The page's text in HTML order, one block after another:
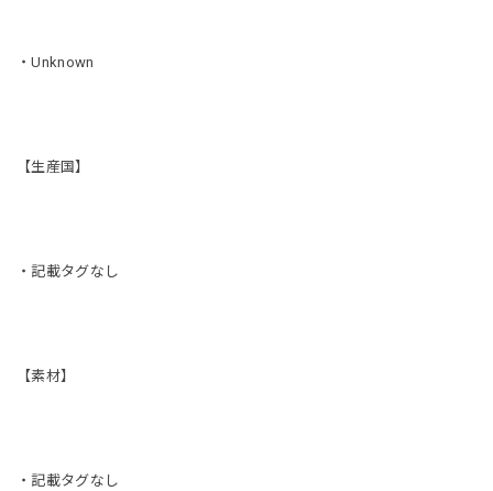
・Unknown
【生産国】
・記載タグなし
【素材】
・記載タグなし